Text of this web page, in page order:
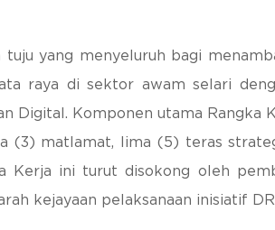
tuju yang menyeluruh bagi
raya di sektor awam selari
Digital. Komponen utama Rangka
(3) matlamat, lima (5) teras
Kerja ini turut disokong oleh
kejayaan pelaksanaan inisiatif